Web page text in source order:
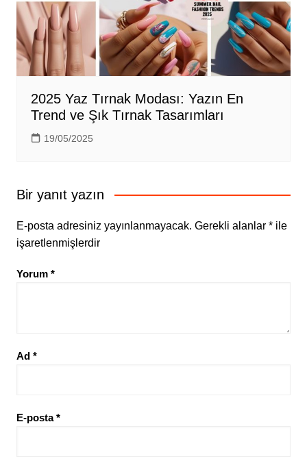
2025 Yaz Tırnak Modası: Yazın En
Trend ve Şık Tırnak Tasarımları
19/05/2025
Bir yanıt yazın
E-posta adresiniz yayınlanmayacak. Gerekli alanlar *ile
işaretlenmişlerdir
Yorum *
Ad *
E-posta*